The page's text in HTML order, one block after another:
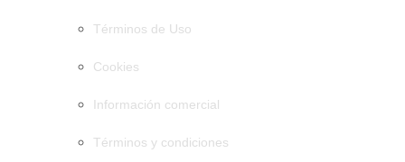
Términos de Uso
Cookies
Información comercial
Términos y condiciones